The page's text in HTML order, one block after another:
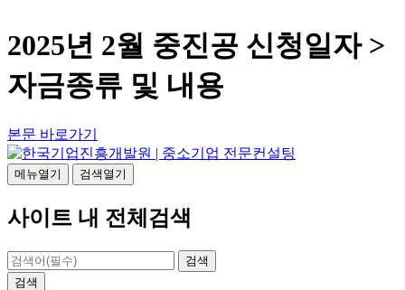
2025년 2월 중진공 신청일자 >
자금종류 및 내용
본문 바로가기
메뉴열기 검색열기
사이트 내 전체검색
검색
검색